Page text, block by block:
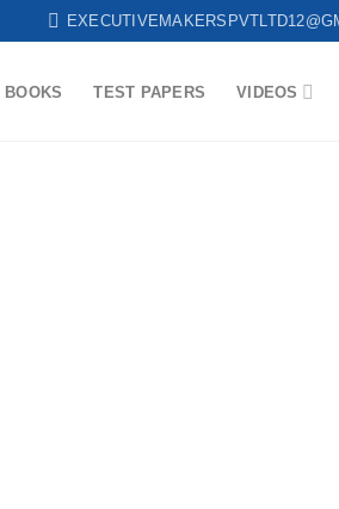
BOOKS TEST PAPERS VIDEOS